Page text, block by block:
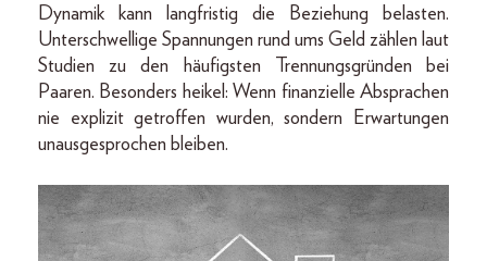
Dynamik kann langfristig die Beziehung belasten.
Unterschwellige Spannungen rund ums Geld zählen laut
Studien zu den häufigsten Trennungsgründen bei
Paaren. Besonders heikel: Wenn finanzielle Absprachen
nie explizit getroffen wurden, sondern Erwartungen
unausgesprochen bleiben.